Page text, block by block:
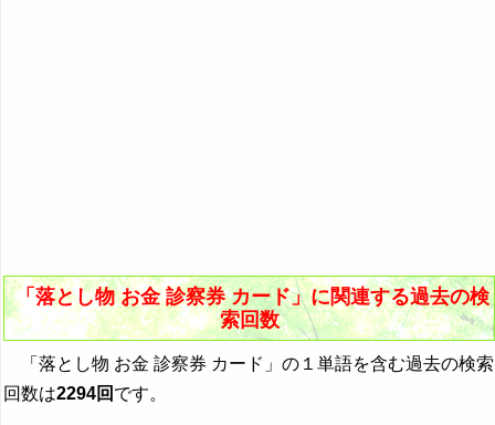
「落とし物 お金 診察券 カード」に関連する過去の検
索回数
「落とし物 お金 診察券 カード」の１単語を含む過去の検索
回数は2294回 です。